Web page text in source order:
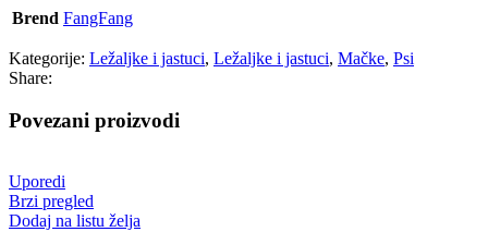
Brend FangFang
Kategorije: Ležaljke i jastuci, Ležaljke i jastuci, Mačke, Psi
Share:
Povezani proizvodi
Uporedi
Brzi pregled
Dodaj na listu želja